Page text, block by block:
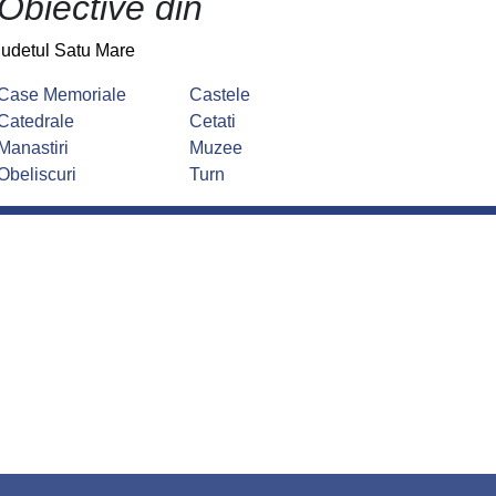
Satu Mare
Memoriale
Castele
Cetati
Manastiri
Muzee
Turn